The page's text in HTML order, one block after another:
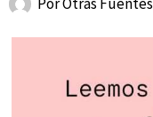
PorOtras Fuentes